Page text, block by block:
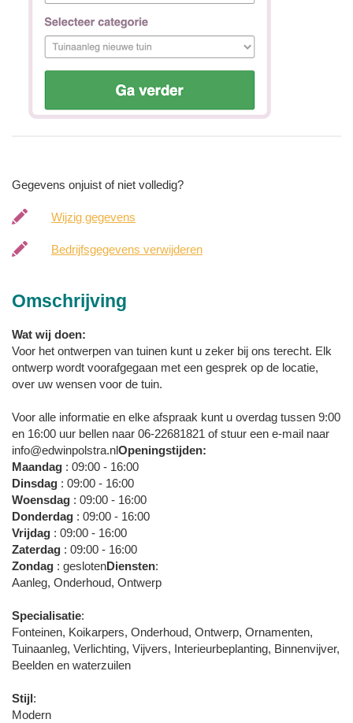
Gegevens onjuist of niet volledig?
Wijzig gegevens
Bedrijfsgegevens verwijderen
Omschrijving
Wat wij doen:
Voor het ontwerpen van tuinen kunt u zeker bij ons terecht. Elk
ontwerp wordt voorafgegaan met een gesprek op de locatie,
over uw wensen voor de tuin.
Voor alle informatie en elke afspraak kunt u overdag tussen 9:00
en 16:00 uur bellen naar 06-22681821 of stuur een e-mail naar
info@edwinpolstra.nlOpeningstijden:
Maandag : 09:00 - 16:00
Dinsdag : 09:00 - 16:00
Woensdag : 09:00 - 16:00
Donderdag : 09:00 - 16:00
Vrijdag : 09:00 - 16:00
Zaterdag : 09:00 - 16:00
Zondag : geslotenDiensten:
Aanleg, Onderhoud, Ontwerp
Specialisatie:
Fonteinen, Koikarpers, Onderhoud, Ontwerp, Ornamenten,
Tuinaanleg, Verlichting, Vijvers, Interieurbeplanting, Binnenvijver,
Beelden en waterzuilen
Stijl:
Modern